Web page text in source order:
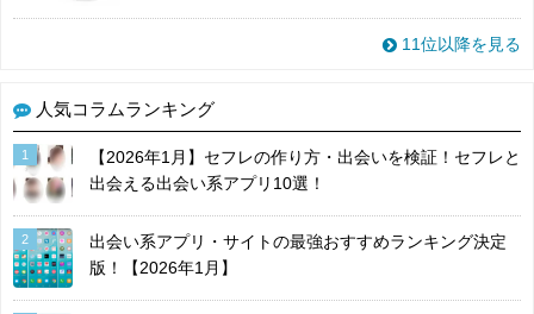
11位以降を見る
人気コラムランキング
1
【2026年1月】セフレの作り方・出会いを検証！セフレと
出会える出会い系アプリ10選！
2
出会い系アプリ・サイトの最強おすすめランキング決定
版！【2026年1月】